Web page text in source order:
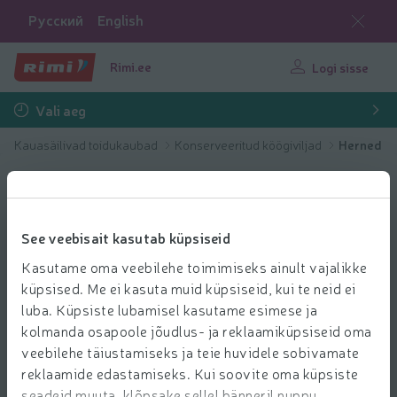
See veebisait kasutab küpsiseid
Kasutame oma veebilehe toimimiseks ainult vajalikke
küpsised. Me ei kasuta muid küpsiseid, kui te neid ei
luba. Küpsiste lubamisel kasutame esimese ja
kolmanda osapoole jõudlus- ja reklaamiküpsiseid oma
veebilehe täiustamiseks ja teie huvidele sobivamate
reklaamide edastamiseks. Kui soovite oma küpsiste
Русский English
Rimi.ee Logi sisse
Vali aeg
Kauasäilivad toidukaubad Konserveeritud köögiviljad Herned